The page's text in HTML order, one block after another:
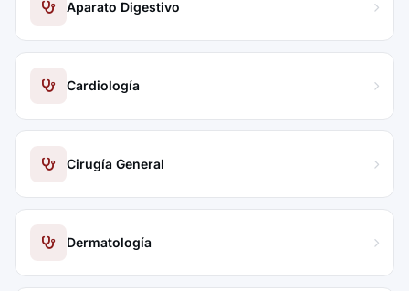
Aparato Digestivo
Cardiología
Cirugía General
Dermatología